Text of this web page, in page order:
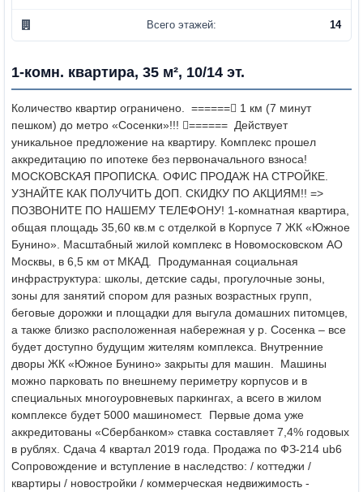
Всего этажей: 14
1-комн. квартира, 35 м², 10/14 эт.
Количество квартир ограничено.
====== 1 км (7 минут
пешком) до метро «Сосенки»!!! ====== Действует
уникальное предложение на квартиру. Комплекс прошел
аккредитацию по ипотеке без первоначального взноса!
МОСКОВСКАЯ ПРОПИСКА. ОФИС ПРОДАЖ НА СТРОЙКЕ.
УЗНАЙТЕ КАК ПОЛУЧИТЬ ДОП. СКИДКУ ПО АКЦИЯМ!! =>
ПОЗВОНИТЕ ПО НАШЕМУ ТЕЛЕФОНУ! 1-комнатная квартира,
общая площадь 35,60 кв.м с отделкой в Корпусе 7 ЖК «Южное
Бунино». Масштабный жилой комплекс в Новомосковском АО
Москвы, в 6,5 км от МКАД.
Продуманная социальная
инфраструктура: школы, детские сады, прогулочные зоны,
зоны для занятий спором для разных возрастных групп,
беговые дорожки и площадки для выгула домашних питомцев,
а также близко расположенная набережная у р. Сосенка – все
будет доступно будущим жителям комплекса. Внутренние
дворы ЖК «Южное Бунино» закрыты для машин.
Машины
можно парковать по внешнему периметру корпусов и в
специальных многоуровневых паркингах, а всего в жилом
комплексе будет 5000 машиномест.
Первые дома уже
аккредитованы «Сбербанком» ставка составляет 7,4% годовых
в рублях. Сдача 4 квартал 2019 года. Продажа по ФЗ-214 ub6
Сопровождение и вступление в наследство: / коттеджи /
квартиры / новостройки / коммерческая недвижимость -